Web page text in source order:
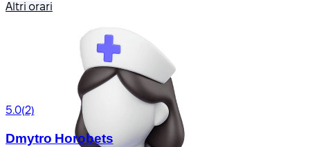
Altri orari
5.0(2)
Dmytro Horobets